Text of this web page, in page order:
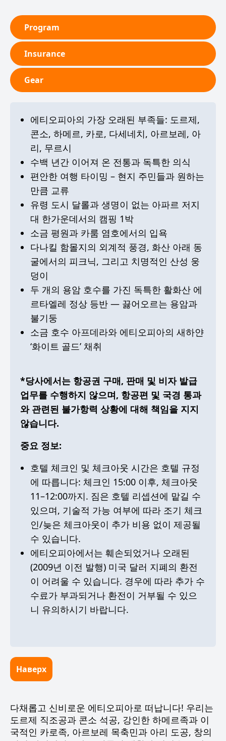
Program
Insurance
Gear
에티오피아의 가장 오래된 부족들: 도르제,
콘소, 하메르, 카로, 다세네치, 아르보레, 아
리, 무르시
수백 년간 이어져 온 전통과 독특한 의식
편안한 여행 타이밍 – 현지 주민들과 원하는
만큼 교류
유령 도시 달롤과 생명이 없는 아파르 저지
대 한가운데서의 캠핑 1박
소금 평원과 카룸 염호에서의 입욕
다나킬 함몰지의 외계적 풍경, 화산 아래 동
굴에서의 피크닉, 그리고 치명적인 산성 웅
덩이
두 개의 용암 호수를 가진 독특한 활화산 에
르타엘레 정상 등반 — 끓어오르는 용암과
불기둥
소금 호수 아프데라와 에티오피아의 새하얀
‘화이트 골드’ 채취
*당사에서는 항공권 구매, 판매 및 비자 발급
업무를 수행하지 않으며, 항공편 및 국경 통과
와 관련된 불가항력 상황에 대해 책임을 지지
않습니다.
중요 정보:
호텔 체크인 및 체크아웃 시간은 호텔 규정
에 따릅니다: 체크인 15:00 이후, 체크아웃
11–12:00까지. 짐은 호텔 리셉션에 맡길 수
있으며, 기술적 가능 여부에 따라 조기 체크
인/늦은 체크아웃이 추가 비용 없이 제공될
수 있습니다.
에티오피아에서는 훼손되었거나 오래된
(2009년 이전 발행) 미국 달러 지폐의 환전
이 어려울 수 있습니다. 경우에 따라 추가 수
수료가 부과되거나 환전이 거부될 수 있으
니 유의하시기 바랍니다.
Наверх
다채롭고 신비로운 에티오피아로 떠납니다! 우리는
도르제 직조공과 콘소 석공, 강인한 하메르족과 이
국적인 카로족, 아르보레 목축민과 아리 도공, 창의